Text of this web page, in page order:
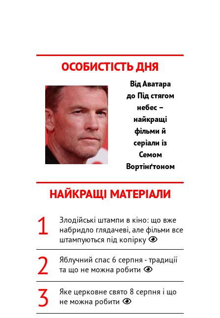
ОСОБИСТІСТЬ ДНЯ
Від Аватара
до Під стягом
небес –
найкращі
фільми й
серіали із
Семом
Вортінґтоном
НАЙКРАЩІ МАТЕРІАЛИ
Злодійські штампи в кіно: що вже
набридло глядачеві, але фільми все
штампуються під копірку
Яблучний спас 6 серпня - традиції
та що не можна робити
Яке церковне свято 8 серпня і що
не можна робити